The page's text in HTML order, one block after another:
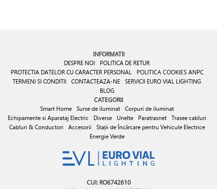
INFORMATII
DESPRE NOI
POLITICA DE RETUR
PROTECTIA DATELOR CU CARACTER PERSONAL
POLITICA COOKIES ANPC
TERMENI SI CONDITII
CONTACTEAZA-NE SERVICII EURO VIAL LIGHTING
BLOG
CATEGORII
Smart Home Surse de iluminat
Corpuri de iluminat
Echipamente si Aparataj Electric
Diverse Unelte Paratrasnet
Trasee cabluri
Cabluri & Conductori
Accesorii
Stații de Încărcare pentru Vehicule Electrice
Energie Verde
CUI: RO6742610